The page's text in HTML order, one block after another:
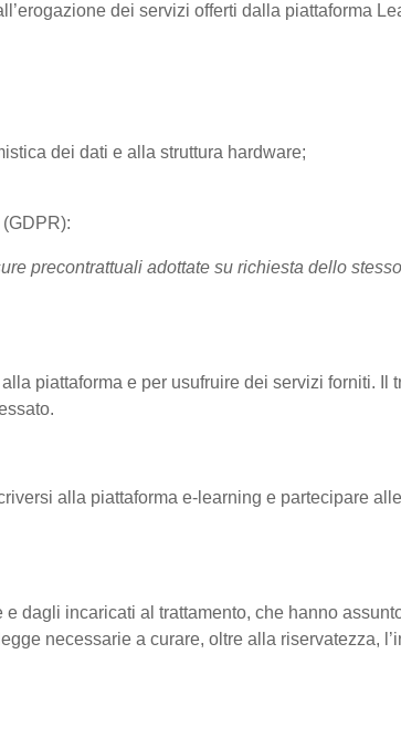
dei servizi offerti dalla piattaforma
dei dati e alla struttura hardware;
precontrattuali adottate su richiesta dello
piattaforma e per usufruire dei servizi forniti. Il
alla piattaforma e-learning e partecipare
dagli incaricati al trattamento, che hanno
necessarie a curare, oltre alla riservatezza,